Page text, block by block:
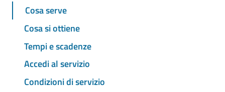
Cosa serve
Cosa si ottiene
Tempi e scadenze
Accedi al servizio
Condizioni di servizio